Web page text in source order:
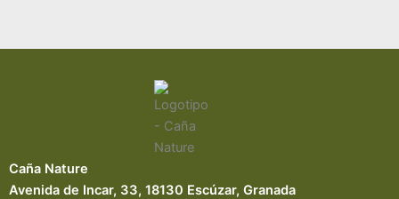
Caña Nature
Avenida de Incar, 33, 18130 Escúzar, Granada